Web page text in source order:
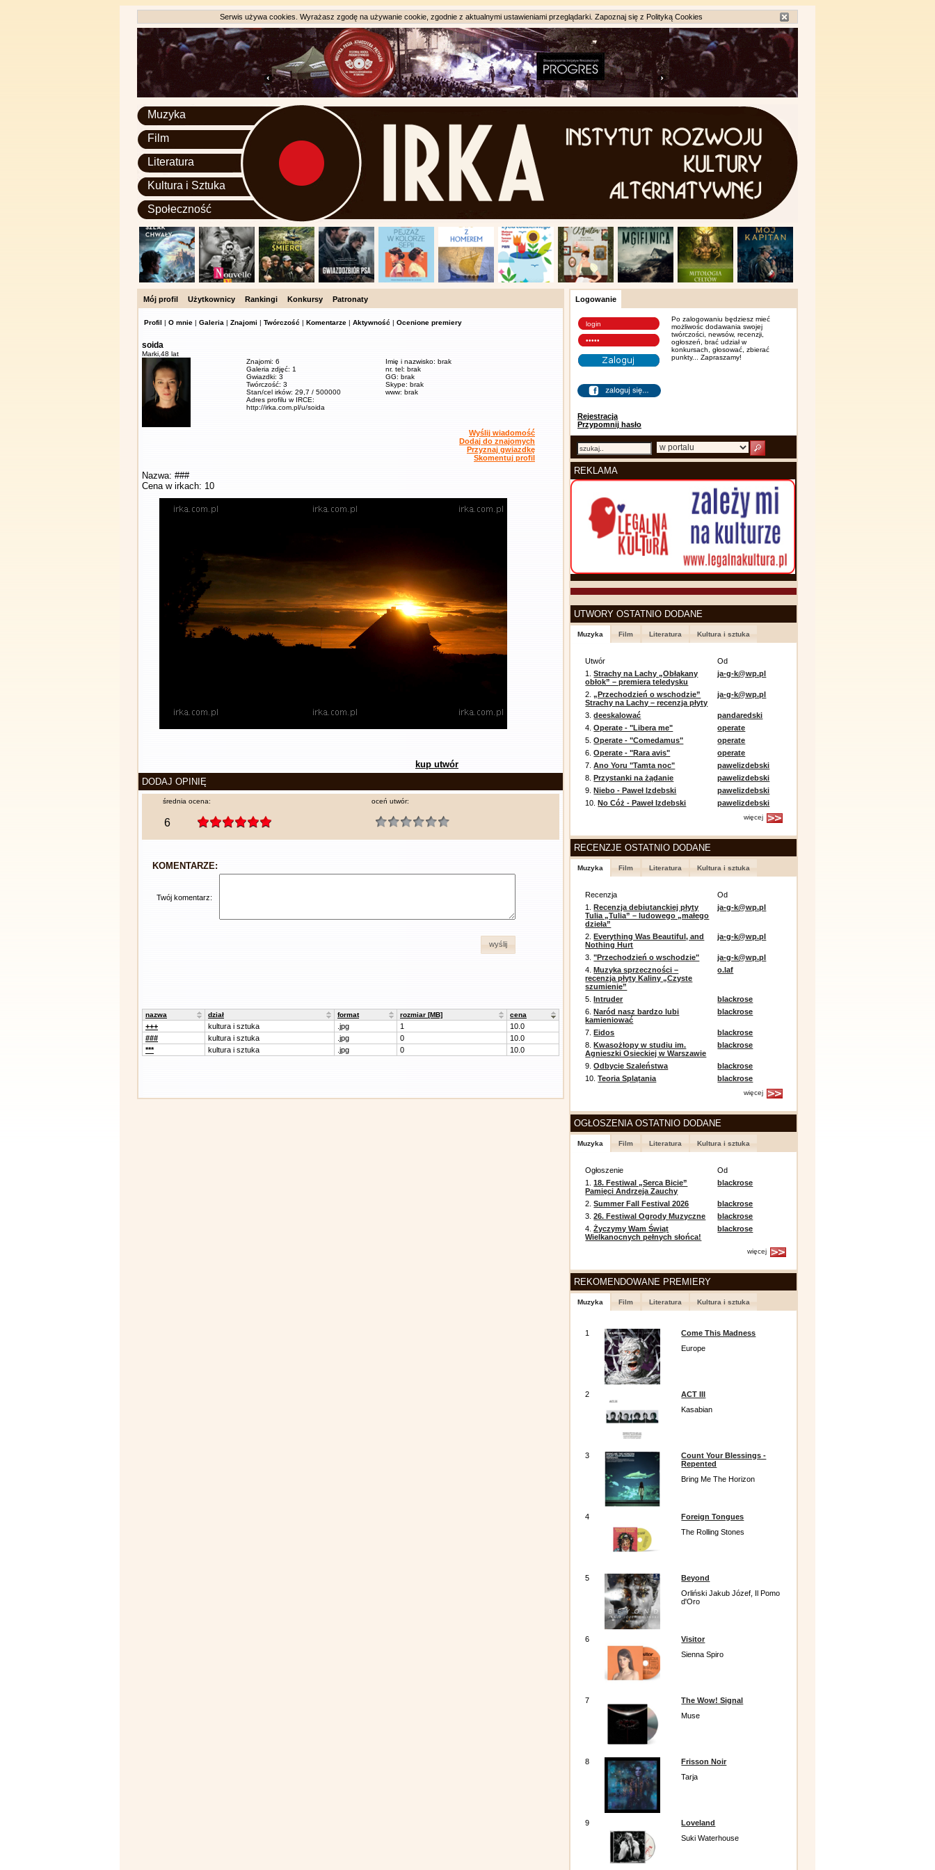
Serwis używa cookies. Wyrażasz zgodę na używanie cookie, zgodnie z aktualnymi ustawieniami przeglądarki. Zapoznaj się z Polityką Cookies
Muzyka
Film
Literatura
Kultura i Sztuka
Społeczność
Mój profil Użytkownicy Rankingi Konkursy Patronaty
Profil | O mnie | Galeria | Znajomi | Twórczość | Komentarze | Aktywność | Ocenione premiery
soida
Marki, 48 lat
Znajomi: 6
Galeria zdjęć: 1
Gwiazdki: 3
Twórczość: 3
Stan/cel irków: 29,7 / 500000
Adres profilu w IRCE:
http://irka.com.pl/u/soida
Imię i nazwisko: brak
nr. tel: brak
GG: brak
Skype: brak
www: brak
Wyślij wiadomość
Dodaj do znajomych
Przyznaj gwiazdkę
Skomentuj profil
Nazwa: ###
Cena w irkach: 10
kup utwór
DODAJ OPINIĘ
średnia ocena:
6
oceń utwór:
KOMENTARZE:
Twój komentarz:
wyślij
nazwa dział format rozmiar [MB] cena
+++ kultura i sztuka .jpg 1
10.0
###
kultura i sztuka .jpg 0
10.0
***
kultura i sztuka .jpg 0 10.0
Logowanie
Rejestracja
Przypomnij hasło
Po zalogowaniu będziesz mieć
możliwośc dodawania swojej
twórczości, newsów, recenzji,
ogłoszeń, brać udział w
konkursach, głosować, zbierać
punkty... Zapraszamy!
REKLAMA
UTWORY OSTATNIO DODANE
Muzyka Film Literatura Kultura i sztuka
Utwór
Od
1.Strachy na Lachy „Obłąkany
obłok” – premiera teledysku
ja-g-k@wp.pl
2.„Przechodzień o wschodzie”
Strachy na Lachy – recenzja płyty
ja-g-k@wp.pl
3.deeskalować
pandaredski
4.Operate - "Libera me"
operate
5.Operate - "Comedamus"
operate
6.Operate - "Rara avis"
operate
7.Ano Yoru "Tamta noc"
pawelizdebski
8.Przystanki na żądanie
pawelizdebski
9.Niebo - Paweł Izdebski
pawelizdebski
10.No Cóż - Paweł Izdebski pawelizdebski
więcej
RECENZJE OSTATNIO DODANE
Muzyka Film Literatura Kultura i sztuka
Recenzja
Od
1.Recenzja debiutanckiej płyty
Tulia „Tulia” – ludowego „małego
dzieła”
ja-g-k@wp.pl
2.Everything Was Beautiful, and
Nothing Hurt
ja-g-k@wp.pl
3."Przechodzień o wschodzie"
ja-g-k@wp.pl
4.Muzyka sprzeczności –
recenzja płyty Kaliny „Czyste
szumienie”
o.laf
5.Intruder
blackrose
6.Naród nasz bardzo lubi
kamieniować
blackrose
7.Eidos
blackrose
8.Kwasożłopy w studiu im.
Agnieszki Osieckiej w Warszawie
blackrose
9.Odbycie Szaleństwa
blackrose
10.Teoria Splątania blackrose
więcej
OGŁOSZENIA OSTATNIO DODANE
Muzyka Film Literatura Kultura i sztuka
Ogłoszenie
Od
1.18. Festiwal „Serca Bicie”
Pamięci Andrzeja Zauchy
blackrose
2.Summer Fall Festival 2026
blackrose
3.26. Festiwal Ogrody Muzyczne
blackrose
4.Życzymy Wam Świąt
Wielkanocnych pełnych słońca!
blackrose
więcej
REKOMENDOWANE PREMIERY
Muzyka Film Literatura Kultura i sztuka
1
Come This Madness
Europe
2
ACT III
Kasabian
3
Count Your Blessings -
Repented
Bring Me The Horizon
4
Foreign Tongues
The Rolling Stones
5
Beyond
Orliński Jakub Józef, Il Pomo
d'Oro
6
Visitor
Sienna Spiro
7
The Wow! Signal
Muse
8
Frisson Noir
Tarja
9
Loveland
Suki Waterhouse